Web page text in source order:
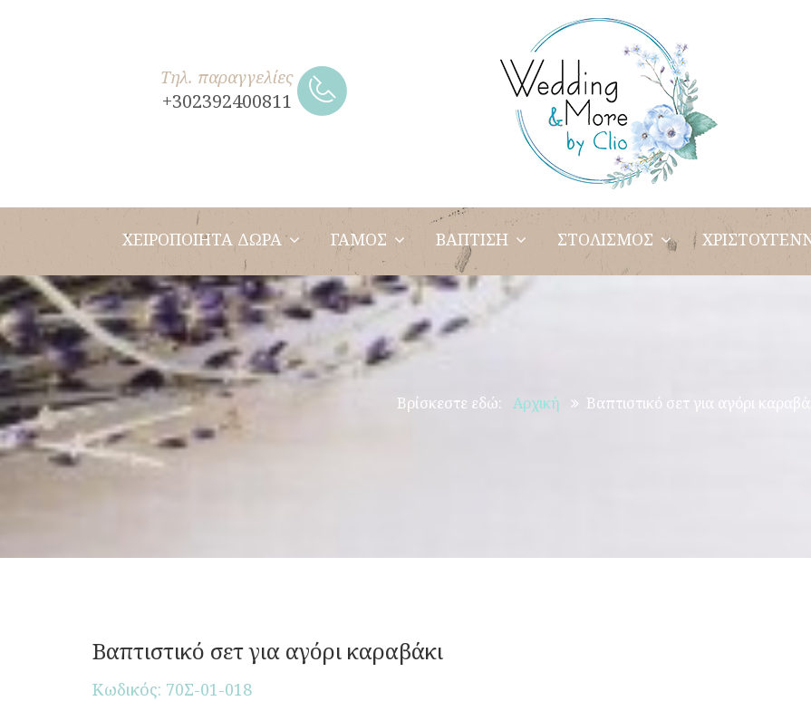
Τηλ. παραγγελίες
+302392400811
ΧΕΙΡΟΠΟΙΗΤΑ ΔΩΡΑ ΓΑΜΟΣ ΒΑΠΤΙΣΗ ΣΤΟΛΙΣΜΟΣ
Βρίσκεστε εδώ: Αρχική Βαπτιστικό σετ για αγόρι
Βαπτιστικό σετ για αγόρι καραβάκι
Κωδικός: 70Σ-01-018